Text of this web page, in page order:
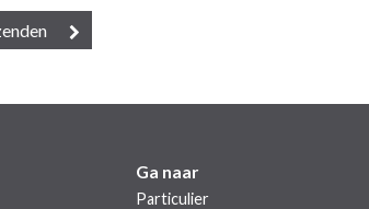
Ga naar
Particulier